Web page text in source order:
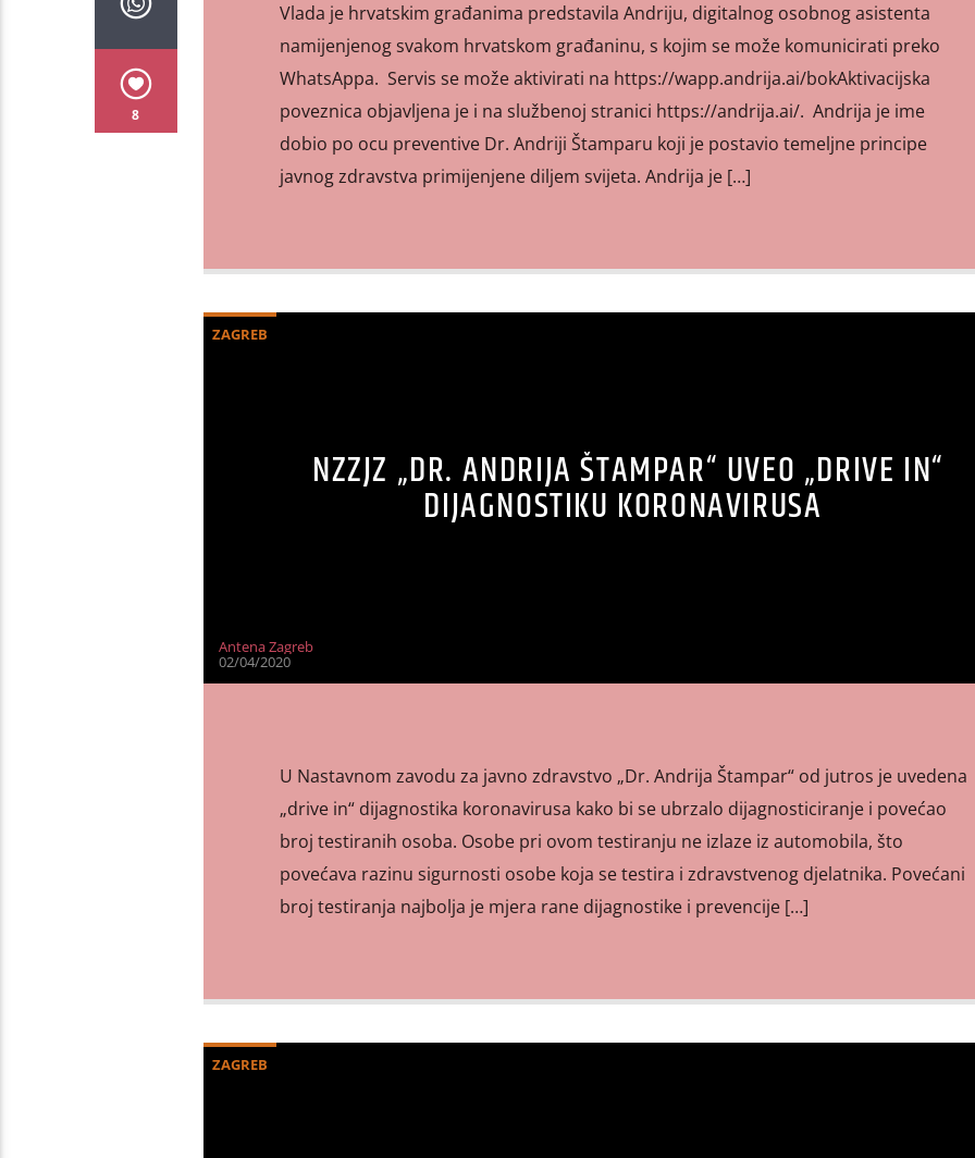
8
Vlada je hrvatskim građanima predstavila Andriju, digitalnog osobnog asistenta
namijenjenog svakom hrvatskom građaninu, s kojim se može komunicirati preko
WhatsAppa. Servis se može aktivirati na https://wapp.andrija.ai/bokAktivacijska
poveznica objavljena je i na službenoj stranici https://andrija.ai/. Andrija je ime
dobio po ocu preventive Dr. Andriji Štamparu koji je postavio temeljne principe
javnog zdravstva primijenjene diljem svijeta. Andrija je […]
ZAGREB
NZZJZ „DR. ANDRIJA ŠTAMPAR“ UVEO „DRIVE IN“
DIJAGNOSTIKU KORONAVIRUSA
Antena Zagreb
02/04/2020
U Nastavnom zavodu za javno zdravstvo „Dr. Andrija Štampar“ od jutros je uvedena
„drive in“ dijagnostika koronavirusa kako bi se ubrzalo dijagnosticiranje i povećao
broj testiranih osoba. Osobe pri ovom testiranju ne izlaze iz automobila, što
povećava razinu sigurnosti osobe koja se testira i zdravstvenog djelatnika. Povećani
broj testiranja najbolja je mjera rane dijagnostike i prevencije […]
ZAGREB